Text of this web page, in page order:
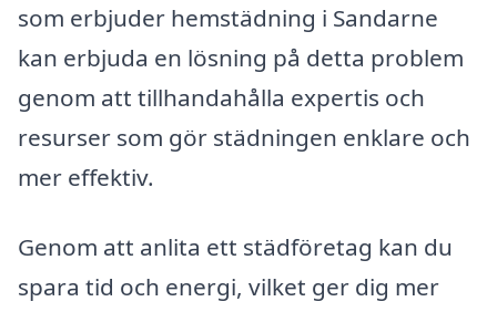
som erbjuder hemstädning i Sandarne
kan erbjuda en lösning på detta problem
genom att tillhandahålla expertis och
resurser som gör städningen enklare och
mer effektiv.
Genom att anlita ett städföretag kan du
spara tid och energi, vilket ger dig mer